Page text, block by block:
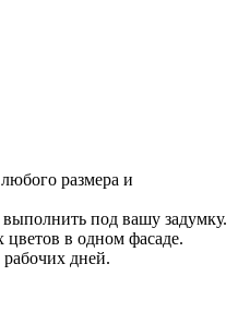
размера и
под вашу задумку.
цветов в одном фасаде.
рабочих дней.